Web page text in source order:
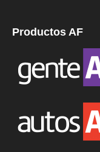
Productos AF